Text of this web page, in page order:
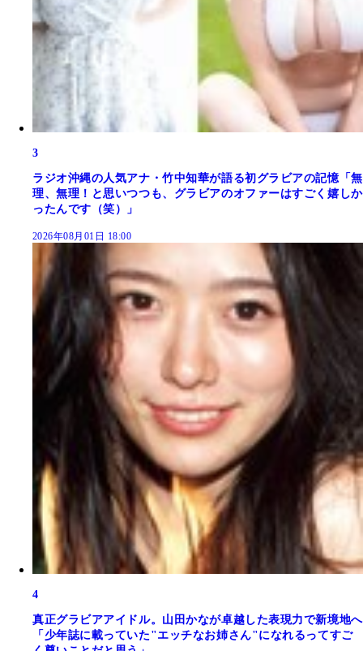
3
ラジオ沖縄の人気アナ・竹中知華が語る初グラビアの記憶「無
理、無理！と思いつつも、グラビアのオファーはすごく嬉しか
ったんです（笑）」
2026年08月01日 18:00
4
真正グラビアアイドル。山田かなが卓越した表現力で新境地へ
「少年誌に載っていた"エッチなお姉さん"になれるってすご